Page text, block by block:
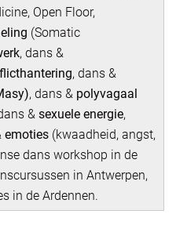
Open Floor,
(Somatic
, dans &
, dans &
, dans & polyvagaal
& sexuele energie,
emoties (kwaadheid, angst,
dans workshop in de
in Antwerpen,
in de Ardennen.